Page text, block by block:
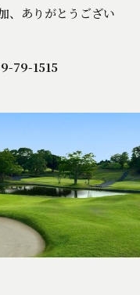
、ありがとうござい
79-1515